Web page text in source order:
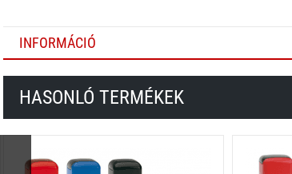
INFORMÁCIÓ
HASONLÓ TERMÉKEK